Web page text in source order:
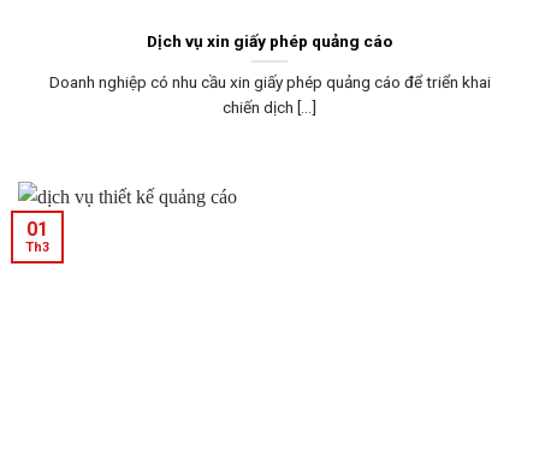
Dịch vụ xin giấy phép quảng cáo
Doanh nghiệp có nhu cầu xin giấy phép quảng cáo để triển khai
chiến dịch [...]
01
Th3